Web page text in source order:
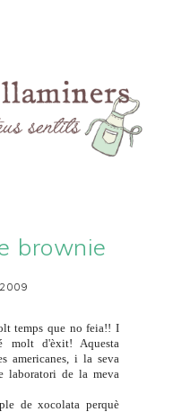
brownie
temps que no feia!! I
d'èxit! Aquesta
americanes, i la seva
laboratori de la meva
de xocolata perquè